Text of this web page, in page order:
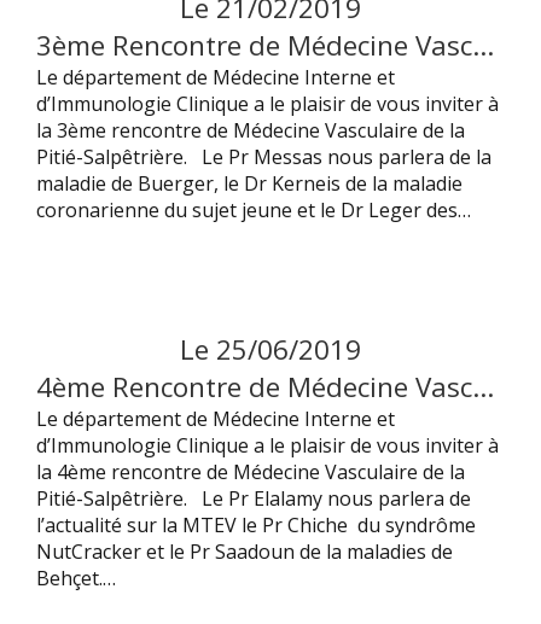
Le 21/02/2019
3ème Rencontre de Médecine Vasculaire de la Pitié-Salêtrière
Le département de Médecine Interne et
d’Immunologie Clinique a le plaisir de vous inviter à
la 3ème rencontre de Médecine Vasculaire de la
Pitié-Salpêtrière. Le Pr Messas nous parlera de la
maladie de Buerger, le Dr Kerneis de la maladie
coronarienne du sujet jeune et le Dr Leger des…
Le 25/06/2019
4ème Rencontre de Médecine Vasculaire de la Pitié-Salêtrière
Le département de Médecine Interne et
d’Immunologie Clinique a le plaisir de vous inviter à
la 4ème rencontre de Médecine Vasculaire de la
Pitié-Salpêtrière. Le Pr Elalamy nous parlera de
l’actualité sur la MTEV le Pr Chiche du syndrôme
NutCracker et le Pr Saadoun de la maladies de
Behçet.…